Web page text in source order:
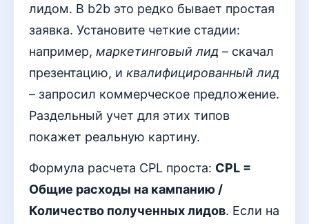
лидом. В b2b это редко бывает простая
заявка. Установите четкие стадии:
например, маркетинговый лид – скачал
презентацию, и квалифицированный лид
– запросил коммерческое предложение.
Раздельный учет для этих типов
покажет реальную картину.
Формула расчета CPL проста: CPL =
Общие расходы на кампанию /
Количество полученных лидов. Если на